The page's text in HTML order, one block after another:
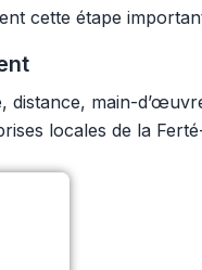
cette étape
main-
locales de la